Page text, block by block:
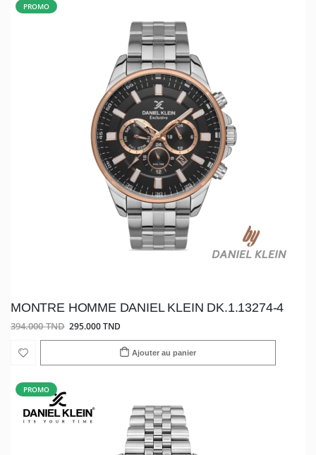
PROMO
MONTRE HOMME DANIEL KLEIN DK.1.13274-4
394.000 TND 295.000 TND
Ajouter au panier
PROMO